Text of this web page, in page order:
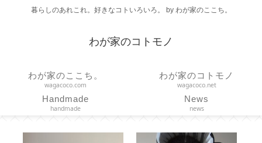
暮らしのあれこれ。好きなコトいろいろ。 by わが家のここち。
わが家のコトモノ
わが家のここち。
wagacoco.com
わが家のコトモノ
wagacoco.net
Handmade
handmade
News
news